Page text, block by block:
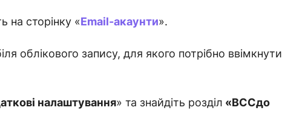
на сторінку «Email-акаунти».
облікового запису, для якого потрібно ввімкнути
налаштування» та знайдіть розділ «BCCдо